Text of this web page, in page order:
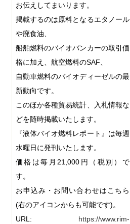
お伝えしてまいります。
掲載するのは原料となるエタノール
や廃食油、
船舶燃料のバイオバンカーの取引価
格に加え、航空燃料のSAF
自動車燃料のバイオディーゼルの最
新動向です。
このほか各種貿易統計、入札情報な
どを随時掲載いたします。
『液体バイオ燃料レポート』は毎週
水曜日に発刊いたします。
価格は毎月 21,000 円（税別）で
す。
お申込み・お問い合わせはこちら
(右のアイコンからも可能です)。
URL: https://www.rim-